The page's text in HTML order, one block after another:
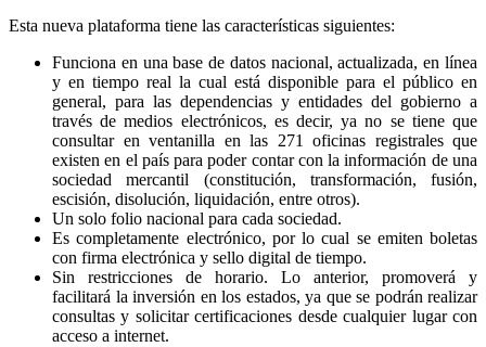
Esta nueva plataforma tiene las características siguientes:
Funciona en una base de datos nacional, actualizada, en línea
y en tiempo real la cual está disponible para el público en
general, para las dependencias y entidades del gobierno a
través de medios electrónicos, es decir, ya no se tiene que
consultar en ventanilla en las 271 oficinas registrales que
existen en el país para poder contar con la información de una
sociedad mercantil (constitución, transformación, fusión,
escisión, disolución, liquidación, entre otros).
Un solo folio nacional para cada sociedad.
Es completamente electrónico, por lo cual se emiten boletas
con firma electrónica y sello digital de tiempo.
Sin restricciones de horario. Lo anterior, promoverá y
facilitará la inversión en los estados, ya que se podrán realizar
consultas y solicitar certificaciones desde cualquier lugar con
acceso a internet.